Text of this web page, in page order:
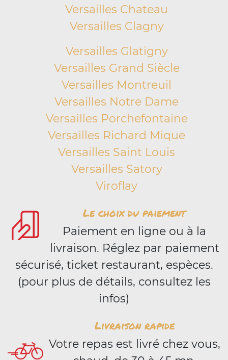
Versailles Chateau
Versailles Clagny
Versailles Glatigny
Versailles Grand Siècle
Versailles Montreuil
Versailles Notre Dame
Versailles Porchefontaine
Versailles Richard Mique
Versailles Saint Louis
Versailles Satory
Viroflay
Le choix du paiement
Paiement en ligne ou à la
livraison. Réglez par paiement
sécurisé, ticket restaurant, espèces.
(pour plus de détails, consultez les
infos)
Livraison rapide
Votre repas est livré chez vous,